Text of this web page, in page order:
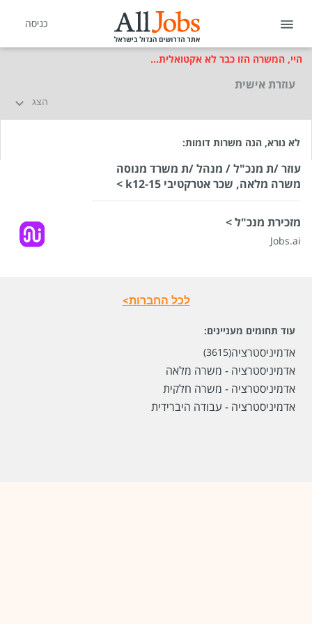
כניסה
היי, המשרה הזו כבר לא אקטואלית...
עוזרת אישית
הצג
שכר
לפני חודשיים
לא נורא, הנה משרות דומות:
עוזר /ת מנכ"ל / מנהל /ת משרד מנוסה
משרה מלאה, שכר אטרקטיבי k12-15 >
מזכירת מנכ"ל >
Jobs.ai
לכל החברות>
עוד תחומים מעניינים:
אדמיניסטרציה(3615)
אדמיניסטרציה - משרה מלאה
אדמיניסטרציה - משרה חלקית
אדמיניסטרציה - עבודה היברידית